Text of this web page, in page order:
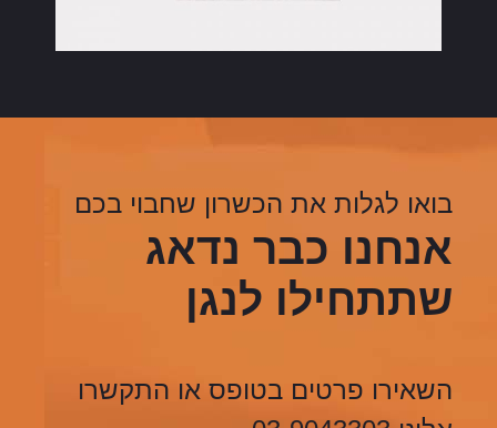
בואו לגלות את הכשרון שחבוי בכם
אנחנו כבר נדאג
שתתחילו לנגן
השאירו פרטים בטופס או התקשרו